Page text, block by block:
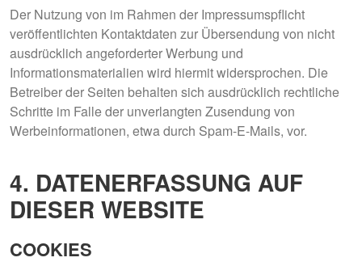
Der Nutzung von im Rahmen der Impressumspflicht
veröffentlichten Kontaktdaten zur Übersendung von nicht
ausdrücklich angeforderter Werbung und
Informationsmaterialien wird hiermit widersprochen. Die
Betreiber der Seiten behalten sich ausdrücklich rechtliche
Schritte im Falle der unverlangten Zusendung von
Werbeinformationen, etwa durch Spam-E-Mails, vor.
4. DATENERFASSUNG AUF
DIESER WEBSITE
COOKIES